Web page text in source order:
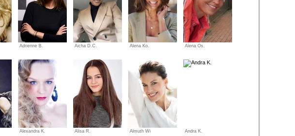
Adrienne B. Aicha D.C. Alena Ko. Alena Os.
Alexandra K. Alisa R. Almuth Wi Andra K.